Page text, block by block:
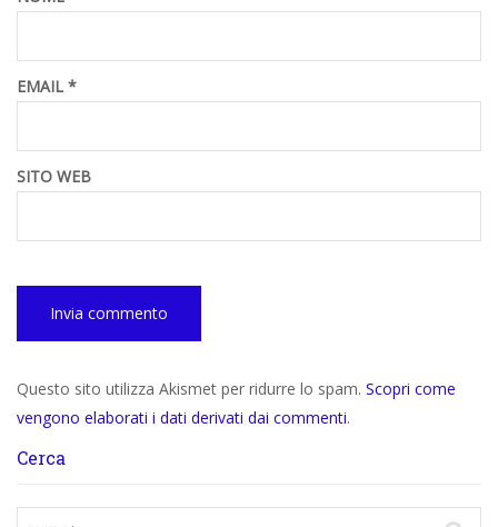
EMAIL *
SITO WEB
Questo sito utilizza Akismet per ridurre lo spam. Scopri come
vengono elaborati i dati derivati dai commenti.
Cerca